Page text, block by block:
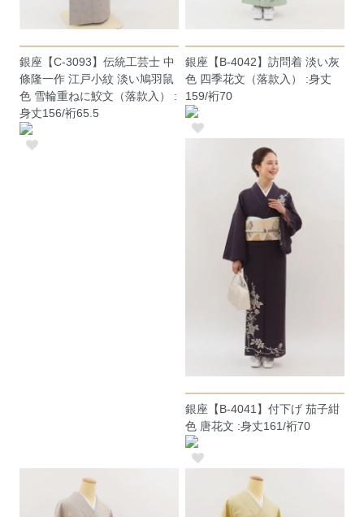
銀座【C-3093】伝統工芸士 中
條隆一作 江戸小紋 淡い鳩羽鼠
色 雪輪重ねに鮫文（落款入） :
身丈156/裄65.5
銀座【B-4042】訪問着 淡い灰
色 四季花文（落款入） :身丈
159/裄70
銀座【B-4041】付下げ 茄子紺
色 唐花文 :身丈161/裄70